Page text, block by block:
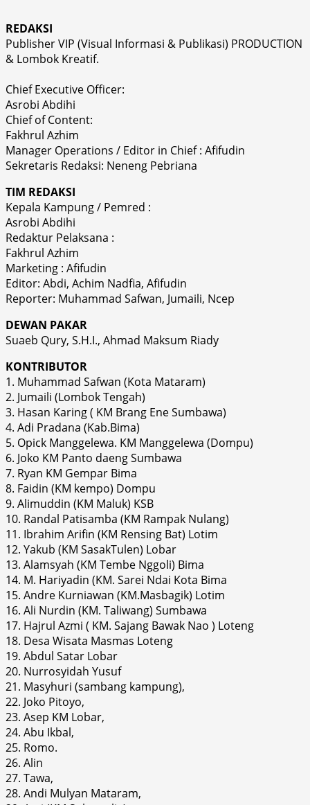
REDAKSI
Publisher VIP (Visual Informasi & Publikasi) PRODUCTION
& Lombok Kreatif.
Chief Executive Officer:
Asrobi Abdihi
Chief of Content:
Fakhrul Azhim
Manager Operations / Editor in Chief : Afifudin
Sekretaris Redaksi: Neneng Pebriana
TIM REDAKSI
Kepala Kampung / Pemred :
Asrobi Abdihi
Redaktur Pelaksana :
Fakhrul Azhim
Marketing : Afifudin
Editor: Abdi, Achim Nadfia, Afifudin
Reporter: Muhammad Safwan, Jumaili, Ncep
DEWAN PAKAR
Suaeb Qury, S.H.I., Ahmad Maksum Riady
KONTRIBUTOR
1. Muhammad Safwan (Kota Mataram)
2. Jumaili (Lombok Tengah)
3. Hasan Karing ( KM Brang Ene Sumbawa)
4. Adi Pradana (Kab.Bima)
5. Opick Manggelewa. KM Manggelewa (Dompu)
6. Joko KM Panto daeng Sumbawa
7. Ryan KM Gempar Bima
8. Faidin (KM kempo) Dompu
9. Alimuddin (KM Maluk) KSB
10. Randal Patisamba (KM Rampak Nulang)
11. Ibrahim Arifin (KM Rensing Bat) Lotim
12. Yakub (KM SasakTulen) Lobar
13. Alamsyah (KM Tembe Nggoli) Bima
14. M. Hariyadin (KM. Sarei Ndai Kota Bima
15. Andre Kurniawan (KM.Masbagik) Lotim
16. Ali Nurdin (KM. Taliwang) Sumbawa
17. Hajrul Azmi ( KM. Sajang Bawak Nao ) Loteng
18. Desa Wisata Masmas Loteng
19. Abdul Satar Lobar
20. Nurrosyidah Yusuf
21. Masyhuri (sambang kampung),
22. Joko Pitoyo,
23. Asep KM Lobar,
24. Abu Ikbal,
25. Romo.
26. Alin
27. Tawa,
28. Andi Mulyan Mataram,